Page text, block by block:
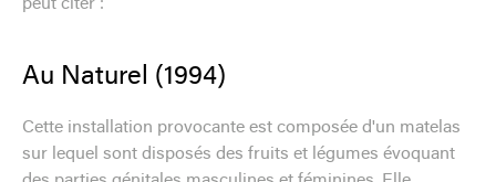
peut citer :
Au Naturel (1994)
Cette installation provocante est composée d'un matelas
sur lequel sont disposés des fruits et légumes évoquant